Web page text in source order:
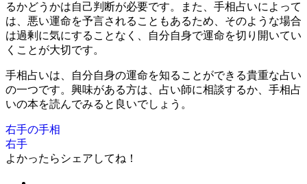
るかどうかは自己判断が必要です。また、手相占いによって
は、悪い運命を予言されることもあるため、そのような場合
は過剰に気にすることなく、自分自身で運命を切り開いてい
くことが大切です。
手相占いは、自分自身の運命を知ることができる貴重な占い
の一つです。興味がある方は、占い師に相談するか、手相占
いの本を読んでみると良いでしょう。
右手の手相
右手
よかったらシェアしてね！